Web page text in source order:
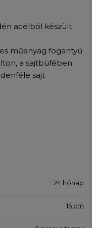
acélból készült
műanyag fogantyú
a sajtbüfében
sajt
24 hónap
15 cm